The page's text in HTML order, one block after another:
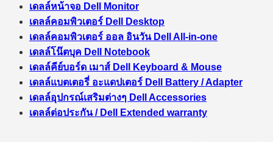
เดลล์หน้าจอ Dell Monitor
เดลล์คอมพิวเตอร์ Dell Desktop
เดลล์คอมพิวเตอร์ ออล อินวัน Dell All-in-one
เดลล์โน๊ตบุค Dell Notebook
เดลล์คีย์บอร์ด เมาส์ Dell Keyboard & Mouse
เดลล์แบตเตอรี่ อะแดปเตอร์ Dell Battery / Adapter
เดลล์อุปกรณ์เสริมต่างๆ Dell Accessories
เดลล์ต่อประกัน / Dell Extended warranty